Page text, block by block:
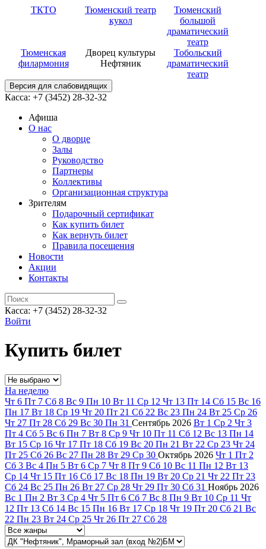
ТКТО
Тюменский театр
кукол
Тюменский
большой
драматический
театр
Тюменская
филармония
Дворец культуры
Нефтяник
Тобольский
драматический
театр
Версия для слабовидящих
Касса: +7 (3452) 28-32-32
Афиша
О нас
О дворце
Залы
Руководство
Партнеры
Коллективы
Организационная структура
Зрителям
Подарочный сертификат
Как купить билет
Как вернуть билет
Правила посещения
Новости
Акции
Контакты
Касса: +7 (3452) 28-32-32
Войти
Купить билет
На неделю
Чт 6 Пт 7 Сб 8 Вс 9 Пн 10 Вт 11 Ср 12 Чт 13 Пт 14 Сб 15 Вс 16
Пн 17 Вт 18 Ср 19 Чт 20 Пт 21 Сб 22 Вс 23 Пн 24 Вт 25 Ср 26
Чт 27 Пт 28 Сб 29 Вс 30 Пн 31 Сентябрь 2026 Вт 1 Ср 2 Чт 3
Пт 4 Сб 5 Вс 6 Пн 7 Вт 8 Ср 9 Чт 10 Пт 11 Сб 12 Вс 13 Пн 14
Вт 15 Ср 16 Чт 17 Пт 18 Сб 19 Вс 20 Пн 21 Вт 22 Ср 23 Чт 24
Пт 25 Сб 26 Вс 27 Пн 28 Вт 29 Ср 30 Октябрь 2026 Чт 1 Пт 2
Сб 3 Вс 4 Пн 5 Вт 6 Ср 7 Чт 8 Пт 9 Сб 10 Вс 11 Пн 12 Вт 13
Ср 14 Чт 15 Пт 16 Сб 17 Вс 18 Пн 19 Вт 20 Ср 21 Чт 22 Пт 23
Сб 24 Вс 25 Пн 26 Вт 27 Ср 28 Чт 29 Пт 30 Сб 31 Ноябрь 2026
Вс 1 Пн 2 Вт 3 Ср 4 Чт 5 Пт 6 Сб 7 Вс 8 Пн 9 Вт 10 Ср 11 Чт
12 Пт 13 Сб 14 Вс 15 Пн 16 Вт 17 Ср 18 Чт 19 Пт 20 Сб 21 Вс
22 Пн 23 Вт 24 Ср 25 Чт 26 Пт 27 Сб 28